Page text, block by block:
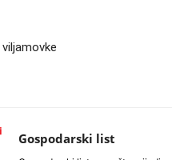
Gospodarski list